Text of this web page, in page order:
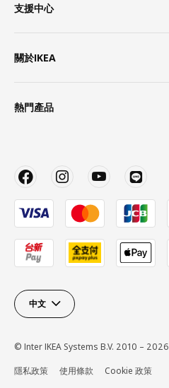
支援中心
關於IKEA
熱門產品
中文
© Inter IKEA Systems B.V. 2010 – 2026
隱私政策
使用條款 Cookie 政策